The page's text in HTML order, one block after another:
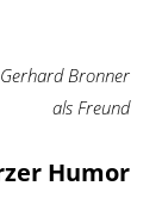
Bronner
als Freund
Humor